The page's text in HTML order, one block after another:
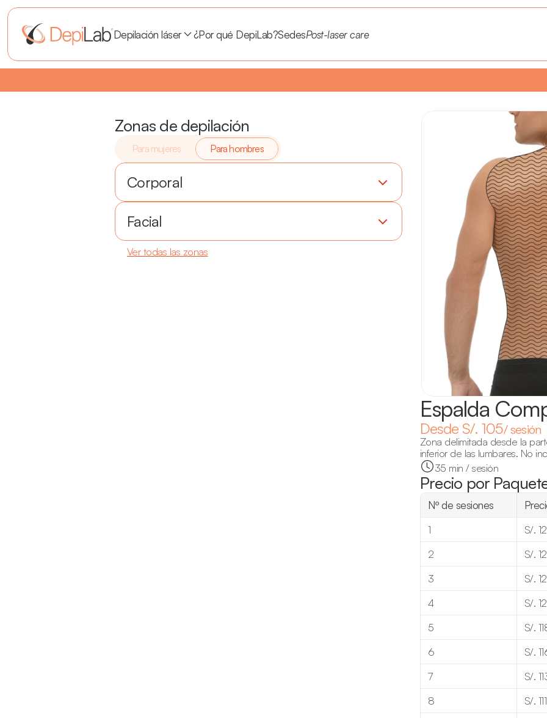
Zonas de depilación
Para mujeres Para hombres
Corporal
Facial
Ver todas las zonas
Espalda
Desde S/. 105/ sesión
Zona delimitada desde la
inferior de las lumbares. No
35 min / sesión
Precio por
Nº de sesiones
1
S/.
2
S/.
3
S/.
4
S/.
5
S/.
6
S/.
7
S/.
8
S/. 111
Depilación láser ¿Por qué DepiLab?SedesPost-laser care